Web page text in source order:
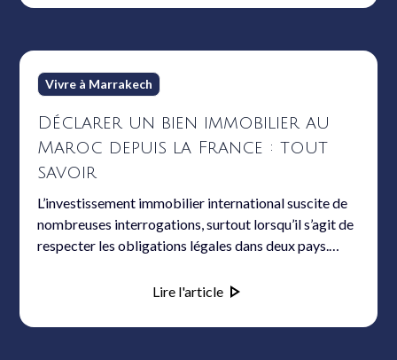
nouveautés prévues. Il répond aux principaux enjeux
anticiper les défis administratifs et budgétaires de
2026.
Vivre à Marrakech
Déclarer un bien immobilier au
Maroc depuis la France : tout
savoir
L’investissement immobilier international suscite de
nombreuses interrogations, surtout lorsqu’il s’agit de
respecter les obligations légales dans deux pays.
biens au Maroc, la déclaration de ce patrimoine
exigences fiscales et des particularités du droit
Lire l'article